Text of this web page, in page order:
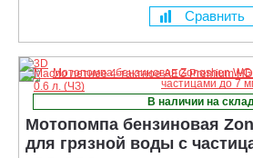
Сравнить
В наличии на
Мотопомпа бензиновая
для грязной воды с